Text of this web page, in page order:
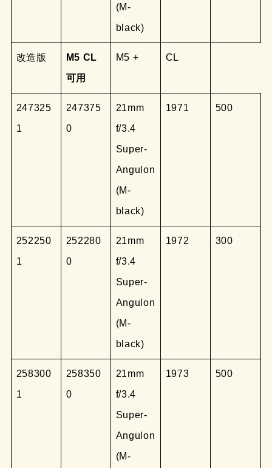
(M-
black)
改造版
M5 CL
可用
M5 + CL
247325
1
247375
0
21mm
f/3.4
Super-
Angulon
(M-
black)
1971 500
252250
1
252280
0
21mm
f/3.4
Super-
Angulon
(M-
black)
1972 300
258300
1
258350
0
21mm
f/3.4
Super-
Angulon
(M-
1973 500